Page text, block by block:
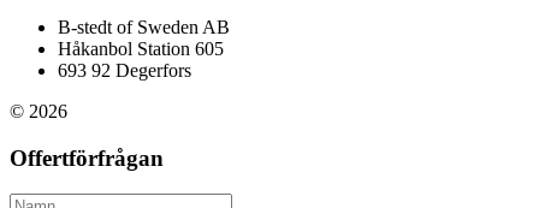
B-stedt of Sweden AB
Håkanbol Station 605
693 92 Degerfors
© 2026
Offertförfrågan